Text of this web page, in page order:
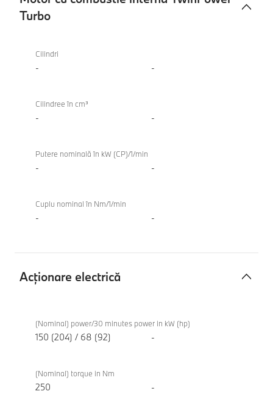
Turbo
combustie
Turbo
eDrive20
Cilindri
- -
Cilindree în cm³
- -
Putere nominală în kW (CP)/1/min
- -
Cuplu nominal în Nm/1/min
- -
Acţionare electrică
electrică
eDrive20
(Nominal) power/30 minutes power in kW (hp)
150 (204) / 68 (92) -
(Nominal) torque in Nm
250 -